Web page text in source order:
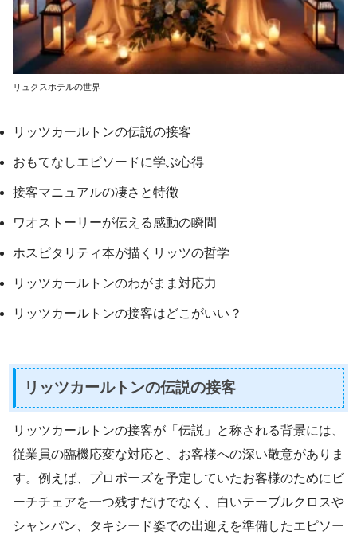
リュクスホテルの世界
リッツカールトンの伝説の接客
おもてなしエピソードに学ぶ心得
接客マニュアルの凄さと特徴
ワオストーリーが伝える感動の瞬間
ホスピタリティ本が描くリッツの哲学
リッツカールトンのわがまま対応力
リッツカールトンの接客はどこがいい？
リッツカールトンの伝説の接客
リッツカールトンの接客が「伝説」と称される背景には、
従業員の臨機応変な対応と、お客様への深い敬意がありま
す。例えば、プロポーズを予定していたお客様のためにビ
ーチチェアを一つ残すだけでなく、白いテーブルクロスや
シャンパン、タキシード姿での出迎えを準備したエピソー